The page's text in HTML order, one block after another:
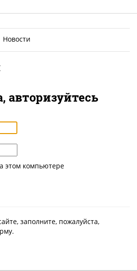
Новости
авторизуйтесь
этом компьютере
заполните, пожалуйста,